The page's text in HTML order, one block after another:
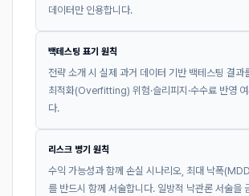
데이터만 인용합니다.
백테스팅 표기 원칙
전략 소개 시 실제 과거 데이터 기반 백테스팅 결과
최적화(Overfitting) 위험·슬리피지·수수료 반영 여
다.
리스크 병기 원칙
수익 가능성과 함께 손실 시나리오, 최대 낙폭
를 반드시 함께 서술합니다. 일방적 낙관론 서술을